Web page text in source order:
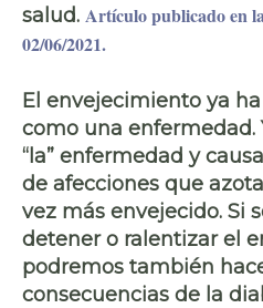
salud. Artículo publicado en
02/06/2021.
El envejecimiento ya
como una enfermedad.
“la” enfermedad y
de afecciones que
vez más envejecido. Si
detener o ralentizar el
podremos también
consecuencias de la